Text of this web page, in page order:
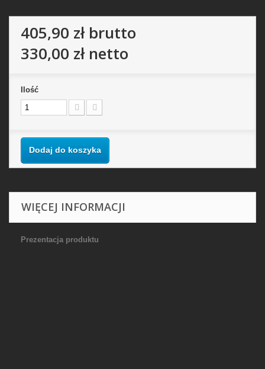
405,90 złbrutto
330,00 złnetto
Ilość
Dodaj do koszyka
WIĘCEJ INFORMACJI
Prezentacja produktu